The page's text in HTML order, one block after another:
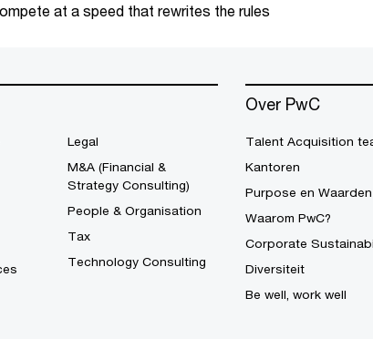
at a speed that rewrites the rules
Legal
M&A (Financial &
Strategy Consulting)
People & Organisation
Tax
Technology Consulting
Over PwC
Talent Acquisition
Kantoren
Purpose en Waarden
Waarom PwC?
Corporate
Diversiteit
Be well, work well